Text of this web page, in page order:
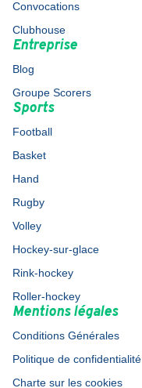
Convocations
Clubhouse
Entreprise
Blog
Groupe Scorers
Sports
Football
Basket
Hand
Rugby
Volley
Hockey-sur-glace
Rink-hockey
Roller-hockey
Mentions légales
Conditions Générales
Politique de confidentialité
Charte sur les cookies